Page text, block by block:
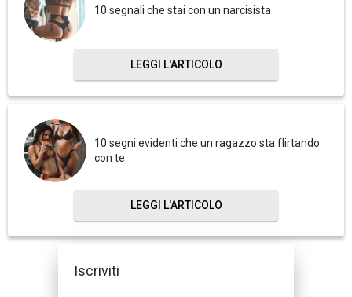
10 segnali che stai con un narcisista
LEGGI L'ARTICOLO
10 segni evidenti che un ragazzo sta flirtando
con te
LEGGI L'ARTICOLO
Iscriviti